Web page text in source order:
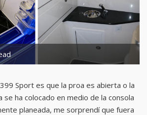
Sport es que la proa es abierta o la
se ha colocado en medio de la consola
planeada, me sorprendí que fuera